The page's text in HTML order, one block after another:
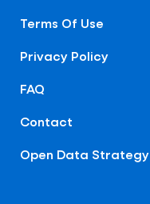
Terms Of Use
Privacy Policy
FAQ
Contact
Open Data Strategy